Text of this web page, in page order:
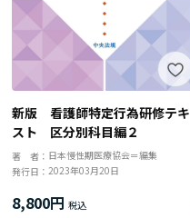
新版 看護師特定行為研修テキ
スト 区分別科目編２
著 者： 日本慢性期医療協会＝編集
発行日：2023年03月20日
8,800円